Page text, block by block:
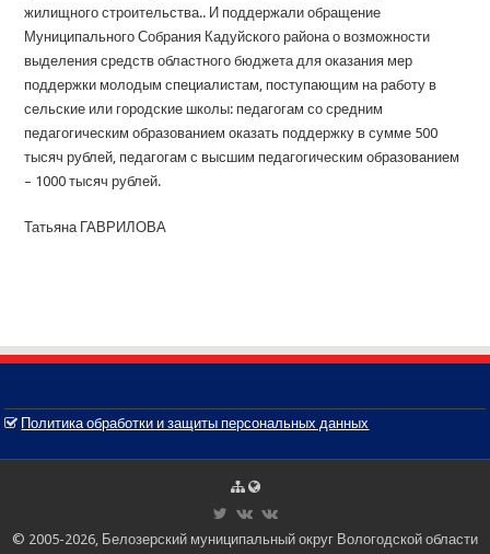
жилищного строительства.. И поддержали обращение
Муниципального Собрания Кадуйского района о возможности
выделения средств областного бюджета для оказания мер
поддержки молодым специалистам, поступающим на работу в
сельские или городские школы: педагогам со средним
педагогическим образованием оказать поддержку в сумме 500
тысяч рублей, педагогам с высшим педагогическим образованием
– 1000 тысяч рублей.
Татьяна ГАВРИЛОВА
Политика обработки и защиты персональных данных
© 2005-2026, Белозерский муниципальный округ Вологодской области